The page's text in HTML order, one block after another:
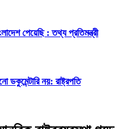
পেয়েছি : তথ্য প্রতিমন্ত্রী
ডকুমেন্টারি নয়: রাষ্ট্রপতি